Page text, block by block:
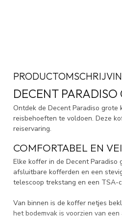
DECENT
Ontdek de Decent Paradiso
reisbehoeften te voldoen. Deze
reiservaring.
COMFORTABEL EN
Elke koffer in de Decent Paradiso
afsluitbare kofferden en een
telescoop trekstang en een TSA-
Van binnen is de koffer netjes
het bodemvak is voorzien van